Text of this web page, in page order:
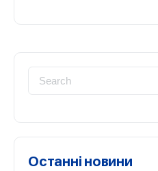
Search
for:
Останні новини